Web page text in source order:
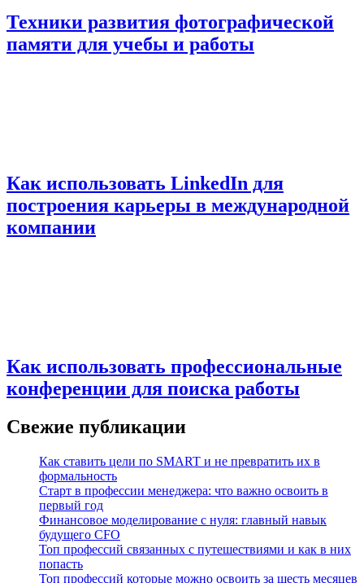
Техники развития фотографической
памяти для учебы и работы
Как использовать LinkedIn для
построения карьеры в международной
компании
Как использовать профессиональные
конференции для поиска работы
Свежие публикации
Как ставить цели по SMART и не превратить их в
формальность
Старт в профессии менеджера: что важно освоить в
первый год
Финансовое моделирование с нуля: главный навык
будущего CFO
Топ профессий связанных с путешествиями и как в них
попасть
Топ профессий которые можно освоить за шесть месяцев